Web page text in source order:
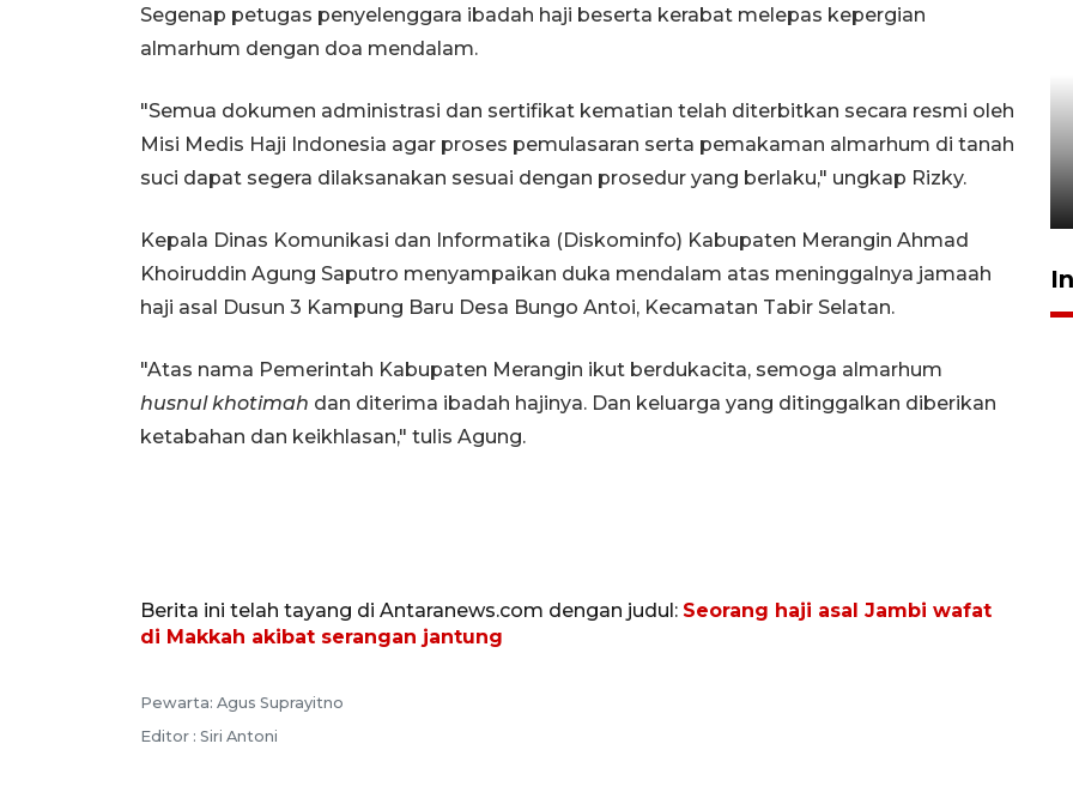
Segenap petugas penyelenggara ibadah haji beserta kerabat melepas kepergian
almarhum dengan doa mendalam.
"Semua dokumen administrasi dan sertifikat kematian telah diterbitkan secara resmi oleh
Misi Medis Haji Indonesia agar proses pemulasaran serta pemakaman almarhum di tanah
suci dapat segera dilaksanakan sesuai dengan prosedur yang berlaku," ungkap Rizky.
Kepala Dinas Komunikasi dan Informatika (Diskominfo) Kabupaten Merangin Ahmad
Khoiruddin Agung Saputro menyampaikan duka mendalam atas meninggalnya jamaah
haji asal Dusun 3 Kampung Baru Desa Bungo Antoi, Kecamatan Tabir Selatan.
"Atas nama Pemerintah Kabupaten Merangin ikut berdukacita, semoga almarhum
husnul khotimah dan diterima ibadah hajinya. Dan keluarga yang ditinggalkan diberikan
ketabahan dan keikhlasan," tulis Agung.
Berita ini telah tayang di Antaranews.com dengan judul: Seorang haji asal Jambi wafat
di Makkah akibat serangan jantung
Pewarta: Agus Suprayitno
Editor : Siri Antoni
Penguatan pendidikan melalui
pembaruan buku ajar nasional